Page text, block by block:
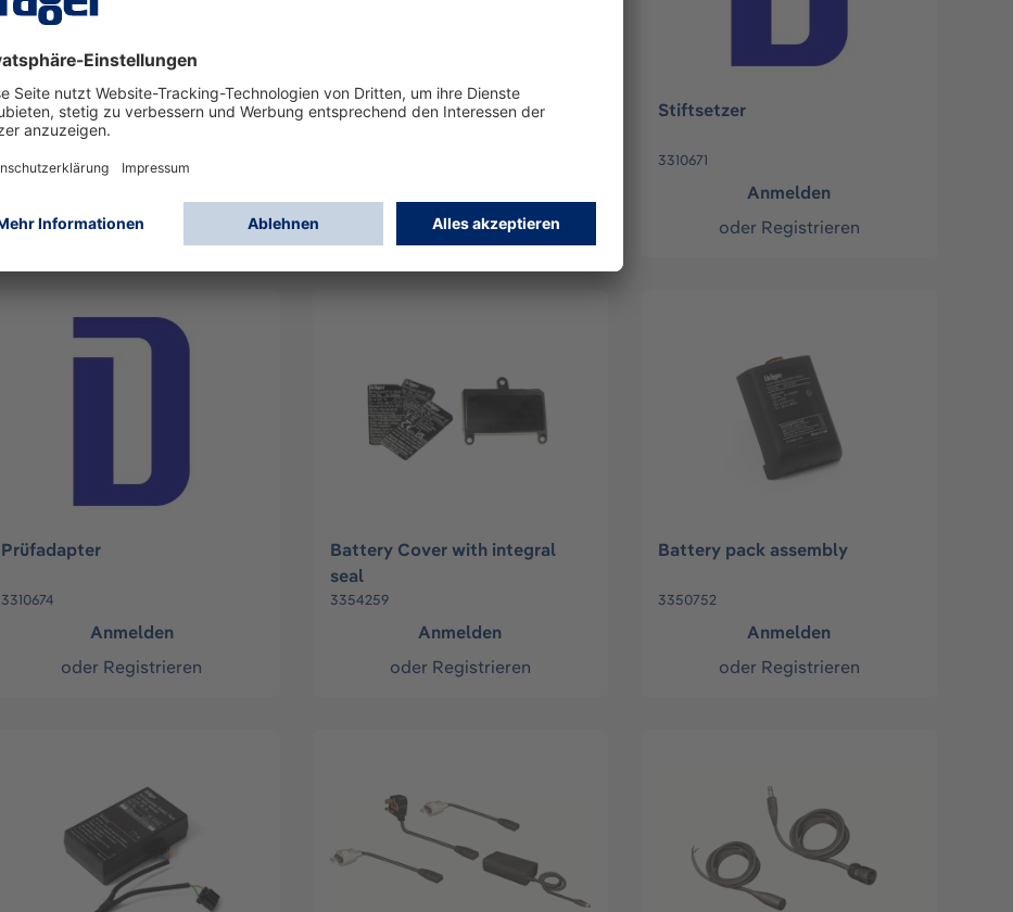
D-Ring Halter
3717482
oderRegistrieren
Adapter für BG 1500
Registrieren
Stiftsetzer
3310671
Anmelden
oder Registrieren
Prüfadapter
3310674
Anmelden
oder Registrieren
Battery Cover with integral
seal
3354259
Anmelden
oder Registrieren
Battery pack assembly
3350752
Anmelden
oder Registrieren